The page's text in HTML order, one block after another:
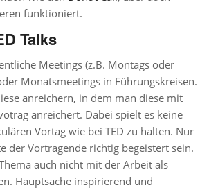
funktioniert.
Talks
Meetings (z.B. Montags oder
Monatsmeetings in Führungskreisen.
anreichern, in dem man diese mit
anreichert. Dabei spielt es keine
Vortag wie bei TED zu halten. Nur
der Vortragende richtig begeistert sein.
auch nicht mit der Arbeit als
Hauptsache inspirierend und